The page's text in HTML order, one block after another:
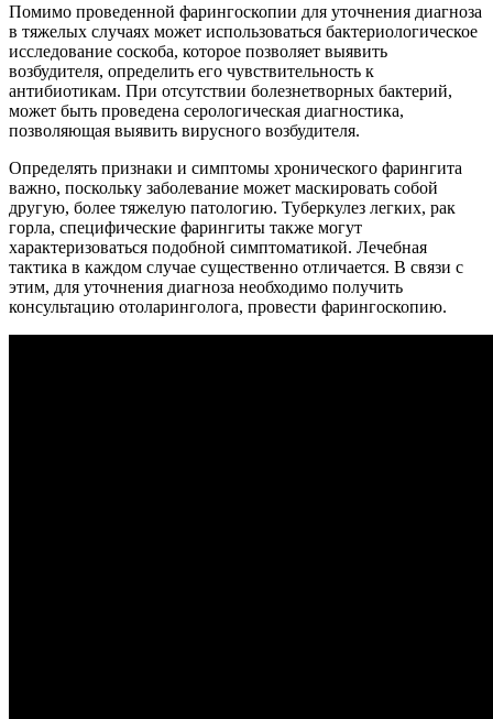
Помимо проведенной фарингоскопии для уточнения диагноза
в тяжелых случаях может использоваться бактериологическое
исследование соскоба, которое позволяет выявить
возбудителя, определить его чувствительность к
антибиотикам. При отсутствии болезнетворных бактерий,
может быть проведена серологическая диагностика,
позволяющая выявить вирусного возбудителя.
Определять признаки и симптомы хронического фарингита
важно, поскольку заболевание может маскировать собой
другую, более тяжелую патологию. Туберкулез легких, рак
горла, специфические фарингиты также могут
характеризоваться подобной симптоматикой. Лечебная
тактика в каждом случае существенно отличается. В связи с
этим, для уточнения диагноза необходимо получить
консультацию отоларинголога, провести фарингоскопию.